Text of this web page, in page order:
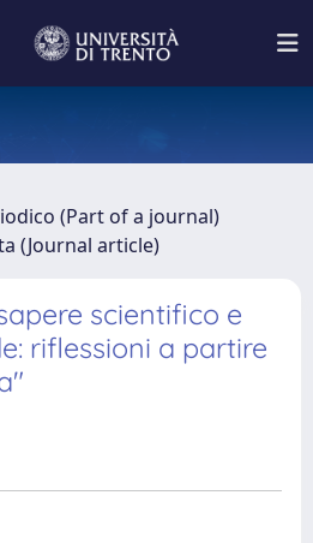
(Part of a journal)
(Journal article)
scientifico e
riflessioni a partire